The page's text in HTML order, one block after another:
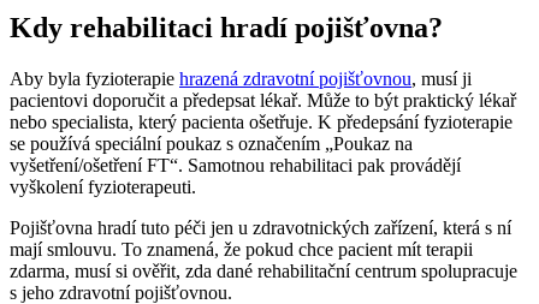
Kdy rehabilitaci hradí pojišťovna?
Aby byla fyzioterapie hrazená zdravotní pojišťovnou, musí ji
pacientovi doporučit a předepsat lékař. Může to být praktický lékař
nebo specialista, který pacienta ošetřuje. K předepsání fyzioterapie
se používá speciální poukaz s označením „Poukaz na
vyšetření/ošetření FT“. Samotnou rehabilitaci pak provádějí
vyškolení fyzioterapeuti.
Pojišťovna hradí tuto péči jen u zdravotnických zařízení, která s ní
mají smlouvu. To znamená, že pokud chce pacient mít terapii
zdarma, musí si ověřit, zda dané rehabilitační centrum spolupracuje
s jeho zdravotní pojišťovnou.